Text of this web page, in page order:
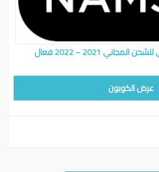
اقوي كود خصم متجر نمشي للشحن المجاني 2021 – 2022 فعال
عرض الكوبون